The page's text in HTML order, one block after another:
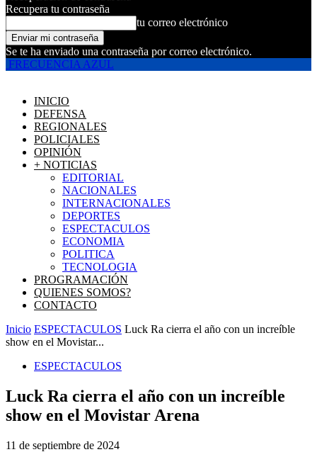
Recupera tu contraseña
tu correo electrónico
Se te ha enviado una contraseña por correo electrónico.
FRECUENCIA AZUL
INICIO
DEFENSA
REGIONALES
POLICIALES
OPINIÓN
+ NOTICIAS
EDITORIAL
NACIONALES
INTERNACIONALES
DEPORTES
ESPECTACULOS
ECONOMIA
POLITICA
TECNOLOGIA
PROGRAMACIÓN
QUIENES SOMOS?
CONTACTO
Inicio ESPECTACULOS Luck Ra cierra el año con un increíble
show en el Movistar...
ESPECTACULOS
Luck Ra cierra el año con un increíble
show en el Movistar Arena
11 de septiembre de 2024